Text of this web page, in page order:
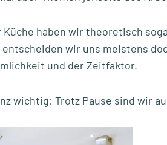
Küche haben wir theoretisch
wir uns meistens
und der Zeitfaktor.
wichtig: Trotz Pause sind wir